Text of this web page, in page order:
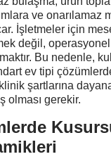
ve onarılamaz
İşletmeler için
değil,
Bu nedenle,
ev tipi
şartlarına
olması gerekir.